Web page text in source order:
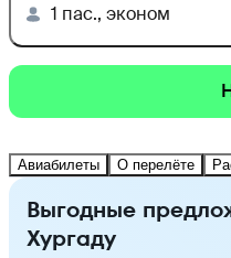
1 пас., эконом
Авиабилеты О перелёте
Выгодные
Хургаду